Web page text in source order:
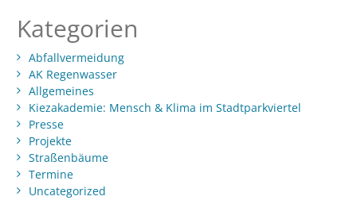
Kategorien
Abfallvermeidung
AK Regenwasser
Allgemeines
Kiezakademie: Mensch & Klima im Stadtparkviertel
Presse
Projekte
Straßenbäume
Termine
Uncategorized